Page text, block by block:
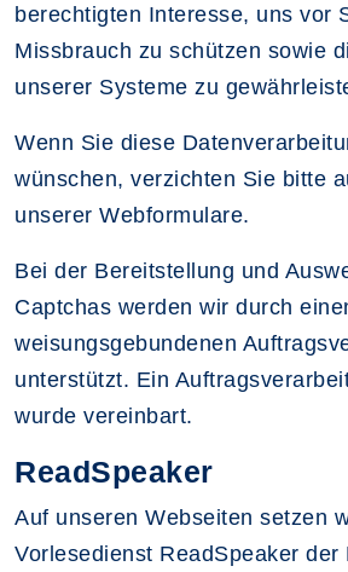
berechtigten Interesse, uns vor
Missbrauch zu schützen sowie
unserer Systeme zu
Wenn Sie diese
wünschen, verzichten Sie bitte
unserer Webformulare.
Bei der Bereitstellung und
Captchas werden wir durch
weisungsgebundenen
unterstützt. Ein
wurde vereinbart.
ReadSpeaker
Auf unseren Webseiten setzen
Vorlesedienst ReadSpeaker der